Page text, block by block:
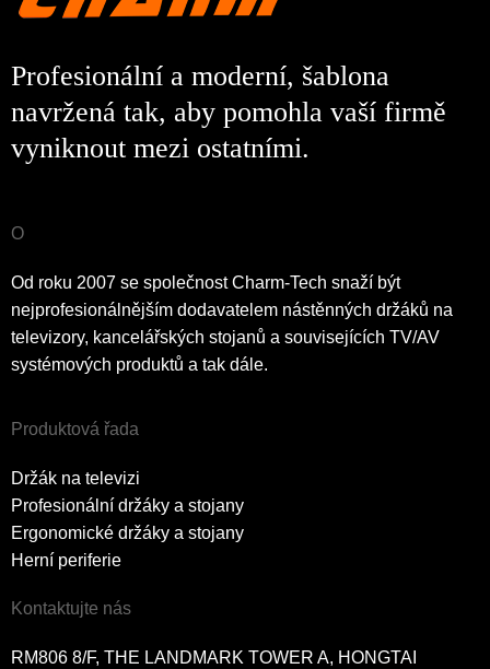
Profesionální a moderní, šablona
navržená tak, aby pomohla vaší firmě
vyniknout mezi ostatními.
O
Od roku 2007 se společnost Charm-Tech snaží být
nejprofesionálnějším dodavatelem nástěnných držáků na
televizory, kancelářských stojanů a souvisejících TV/AV
systémových produktů a tak dále.
Produktová řada
Držák na televizi
Profesionální držáky a stojany
Ergonomické držáky a stojany
Herní periferie
Kontaktujte nás
RM806 8/F, THE LANDMARK TOWER A, HONGTAI